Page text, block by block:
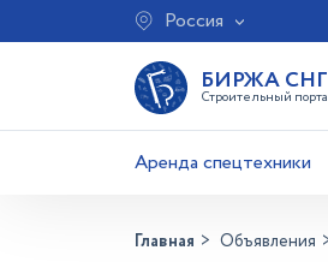
Россия
БИРЖА СНГ
Строительный
Аренда спецтехники
Главная Объявления